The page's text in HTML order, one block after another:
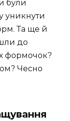
були
уникнути
Та ще й
до
формочок?
Чесно